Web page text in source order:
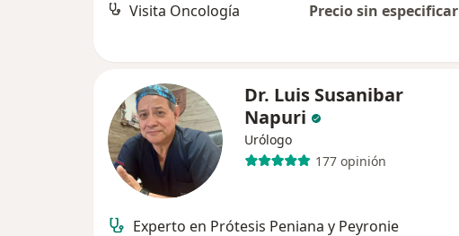
Visita Oncología Precio sin especificar
Dr. Luis Susanibar
Napuri
Urólogo
177 opinión
Experto en Prótesis Peniana y Peyronie